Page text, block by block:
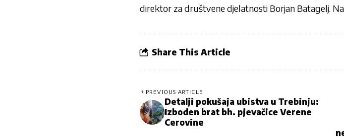
direktor za društvene djelatnosti Borjan Batagelj.
Share This Article
PREVIOUS ARTICLE
Detalji pokušaja ubistva u Trebinju:
Izboden brat bh. pjevačice Verene
Cerovine